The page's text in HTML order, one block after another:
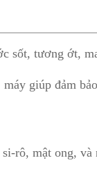
sốt, tương ớt,
giúp đảm
rô, mật ong,